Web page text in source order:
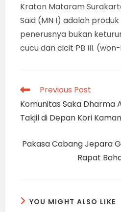
Kraton Mataram
Said (MN I) adalah
penerusnya bukan
cucu dan cicit PB III. (won-
Read
articles
Previous Post
Komunitas Saka Dharma
Takjil di Depan Kori
Pakasa Cabang Jepara
Rapat
YOU MIGHT ALSO LIKE